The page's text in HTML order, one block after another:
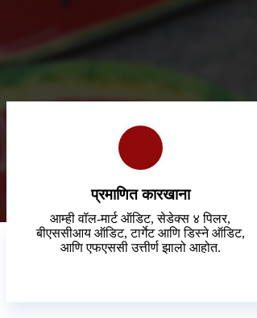
प्रमाणित कारखाना
आम्ही वॉल-मार्ट ऑडिट, सेडेक्स ४ पिलर,
बीएससीआय ऑडिट, टार्गेट आणि डिस्ने ऑडिट,
आणि एफएससी उत्तीर्ण झालो आहोत.